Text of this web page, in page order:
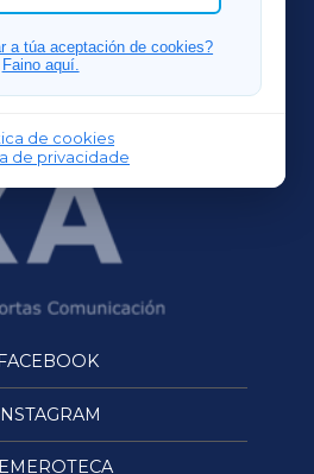
a túa aceptación de cookies?
Faino aquí.
de cookies
de privacidade
FERROLXA